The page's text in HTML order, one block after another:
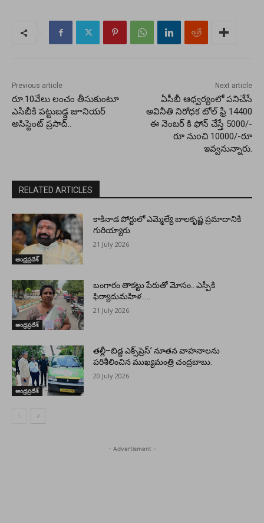
Previous article
రూ.10వేలు లంచం తీసుకుంటూ
ఎసీబీకి పట్టుబడ్డ జూనియర్
అసిస్టెంట్ ప్రసాద్..
Next article
ఏసీబీ ఆధ్వర్యంలో పనిచేసే
అవినీతి నిరోధక టోల్ ఫ్రీ 14400
ఈ నెంబర్ కి ఫోన్ చేస్తే 5000/-
రూ నుoచి 10000/-రూ
ఇవ్వనున్నారు.
RELATED ARTICLES
ఆంధ్రప్రదేశ్
కాకినాడ పోర్టులో ఎమ్మెల్యే బాలకృష్ణ ప్రమాదానికి
గురియ్యారు
21 July 2026
ఆంధ్రప్రదేశ్
బంగారం తాకట్టు పేరుతో మోసం.. ఎస్పీకి
ఫిర్యాదుమహిళ…..
21 July 2026
ఆంధ్రప్రదేశ్
తల్లీ–బిడ్డ ఎక్స్‌ప్రెస్’ నూతన వాహనాలను
పరిశీలించిన ముఖ్యమంత్రి చంద్రబాబు.
20 July 2026
- Advertisment -